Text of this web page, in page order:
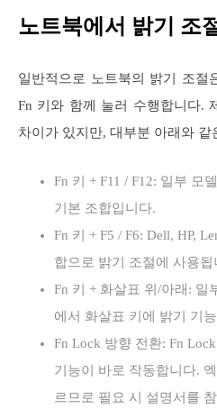
노트북에서 밝기 조
일반적으로 노트북의 밝기 조절
Fn 키와 함께 눌러 수행합니다.
차이가 있지만, 대부분 아래와 같
Fn 키 + F11 / F12: 일부 모
기본 조합입니다.
Fn 키 + F5 / F6: Dell, HP,
합으로 밝기 조절에 사용됩
Fn 키 + 화살표 위/아래: 일
에서 화살표 키에 밝기 기
Fn Lock 방향 전환: Fn
기능이 바로 작동합니다.
르므로 필요 시 설명서를